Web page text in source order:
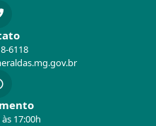
6118
17:00h